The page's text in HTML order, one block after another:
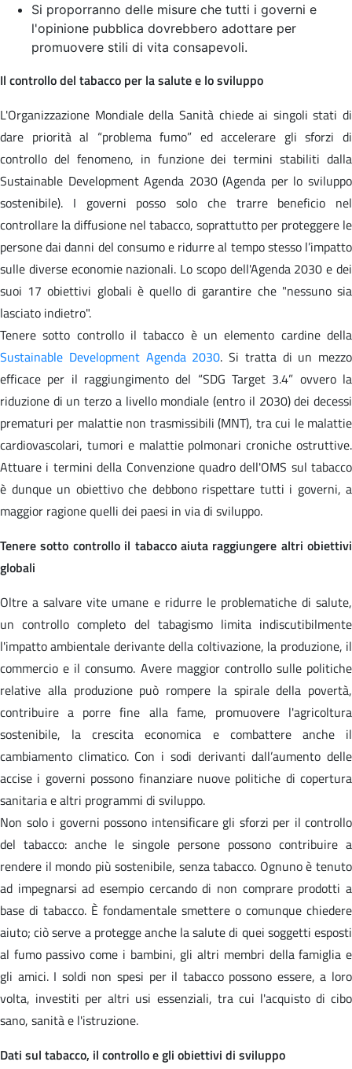
Si proporranno delle misure che tutti i governi e
l'opinione pubblica dovrebbero adottare per
promuovere stili di vita consapevoli.
Il controllo del tabacco per la salute e lo sviluppo
L'Organizzazione Mondiale della Sanità chiede ai singoli stati di
dare priorità al “problema fumo” ed accelerare gli sforzi di
controllo del fenomeno, in funzione dei termini stabiliti dalla
Sustainable Development Agenda 2030 (Agenda per lo sviluppo
sostenibile). I governi posso solo che trarre beneficio nel
controllare la diffusione nel tabacco, soprattutto per proteggere le
persone dai danni del consumo e ridurre al tempo stesso l’impatto
sulle diverse economie nazionali. Lo scopo dell'Agenda 2030 e dei
suoi 17 obiettivi globali è quello di garantire che "nessuno sia
lasciato indietro".
Tenere sotto controllo il tabacco è un elemento cardine della
Sustainable Development Agenda 2030. Si tratta di un mezzo
efficace per il raggiungimento del “SDG Target 3.4” ovvero la
riduzione di un terzo a livello mondiale (entro il 2030) dei decessi
prematuri per malattie non trasmissibili (MNT), tra cui le malattie
cardiovascolari, tumori e malattie polmonari croniche ostruttive.
Attuare i termini della Convenzione quadro dell'OMS sul tabacco
è dunque un obiettivo che debbono rispettare tutti i governi, a
maggior ragione quelli dei paesi in via di sviluppo.
Tenere sotto controllo il tabacco aiuta raggiungere altri obiettivi
globali
Oltre a salvare vite umane e ridurre le problematiche di salute,
un controllo completo del tabagismo limita indiscutibilmente
l'impatto ambientale derivante della coltivazione, la produzione, il
commercio e il consumo. Avere maggior controllo sulle politiche
relative alla produzione può rompere la spirale della povertà,
contribuire a porre fine alla fame, promuovere l'agricoltura
sostenibile, la crescita economica e combattere anche il
cambiamento climatico. Con i sodi derivanti dall’aumento delle
accise i governi possono finanziare nuove politiche di copertura
sanitaria e altri programmi di sviluppo.
Non solo i governi possono intensificare gli sforzi per il controllo
del tabacco: anche le singole persone possono contribuire a
rendere il mondo più sostenibile, senza tabacco. Ognuno è tenuto
ad impegnarsi ad esempio cercando di non comprare prodotti a
base di tabacco. È fondamentale smettere o comunque chiedere
aiuto; ciò serve a protegge anche la salute di quei soggetti esposti
al fumo passivo come i bambini, gli altri membri della famiglia e
gli amici. I soldi non spesi per il tabacco possono essere, a loro
volta, investiti per altri usi essenziali, tra cui l'acquisto di cibo
sano, sanità e l'istruzione.
Dati sul tabacco, il controllo e gli obiettivi di sviluppo